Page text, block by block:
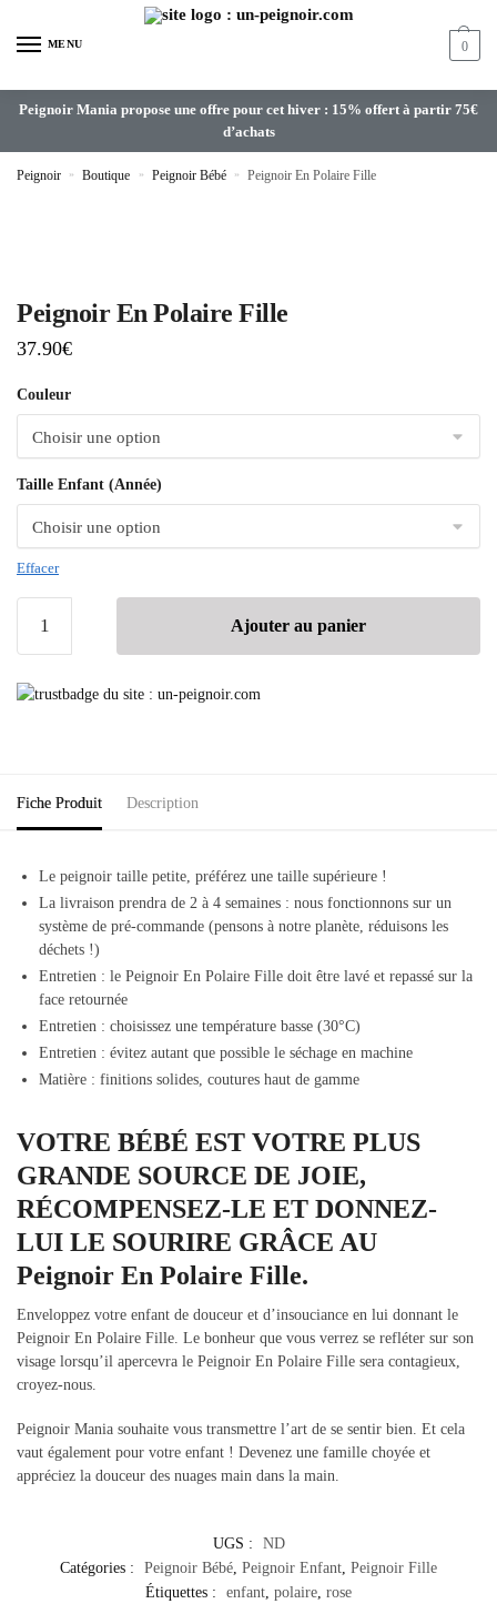
MENU 0
Peignoir Mania propose une offre pour cet hiver : 15% offert à partir 75€
d’achats
Peignoir » Boutique » Peignoir Bébé » Peignoir En Polaire Fille
Peignoir En Polaire Fille
37.90€
Couleur
Taille Enfant (Année)
Effacer
Ajouter au panier
Fiche Produit Description
Le peignoir taille petite, préférez une taille supérieure !
La livraison prendra de 2 à 4 semaines : nous fonctionnons sur un
système de pré-commande (pensons à notre planète, réduisons les
déchets !)
Entretien : le Peignoir En Polaire Fille doit être lavé et repassé sur la
face retournée
Entretien : choisissez une température basse (30°C)
Entretien : évitez autant que possible le séchage en machine
Matière : finitions solides, coutures haut de gamme
VOTRE BÉBÉ EST VOTRE PLUS
GRANDE SOURCE DE JOIE,
RÉCOMPENSEZ-LE ET DONNEZ-
LUI LE SOURIRE GRÂCE AU
Peignoir En Polaire Fille.
Enveloppez votre enfant de douceur et d’insouciance en lui donnant le
Peignoir En Polaire Fille. Le bonheur que vous verrez se refléter sur son
visage lorsqu’il apercevra le Peignoir En Polaire Fille sera contagieux,
croyez-nous.
Peignoir Mania souhaite vous transmettre l’art de se sentir bien. Et cela
vaut également pour votre enfant ! Devenez une famille choyée et
appréciez la douceur des nuages main dans la main.
UGS :
ND
Catégories :
Peignoir Bébé, Peignoir Enfant, Peignoir Fille
Étiquettes :
enfant, polaire, rose